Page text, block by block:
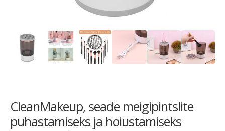
CleanMakeup, seade meigipintslite
puhastamiseks ja hoiustamiseks